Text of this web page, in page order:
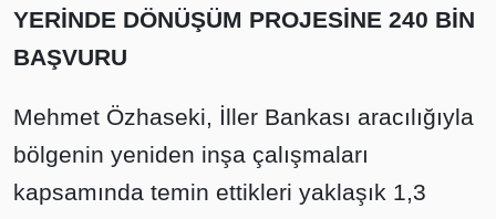
YERİNDE DÖNÜŞÜM PROJESİNE 240 BİN
BAŞVURU
Mehmet Özhaseki, İller Bankası aracılığıyla
bölgenin yeniden inşa çalışmaları
kapsamında temin ettikleri yaklaşık 1,3